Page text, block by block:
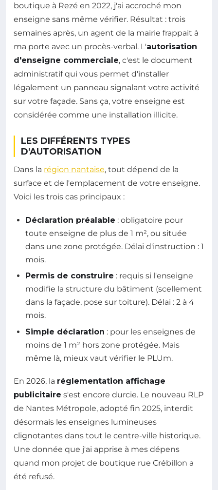
boutique à Rezé en 2022, j'ai accroché mon
enseigne sans même vérifier. Résultat : trois
semaines après, un agent de la mairie frappait à
ma porte avec un procès-verbal. L'autorisation
d'enseigne commerciale, c'est le document
administratif qui vous permet d'installer
légalement un panneau signalant votre activité
sur votre façade. Sans ça, votre enseigne est
considérée comme une installation illicite.
LES DIFFÉRENTS TYPES
D'AUTORISATION
Dans la région nantaise, tout dépend de la
surface et de l'emplacement de votre enseigne.
Voici les trois cas principaux :
Déclaration préalable : obligatoire pour
toute enseigne de plus de 1 m², ou située
dans une zone protégée. Délai d'instruction : 1
mois.
Permis de construire : requis si l'enseigne
modifie la structure du bâtiment (scellement
dans la façade, pose sur toiture). Délai : 2 à 4
mois.
Simple déclaration : pour les enseignes de
moins de 1 m² hors zone protégée. Mais
même là, mieux vaut vérifier le PLUm.
En 2026, la réglementation affichage
publicitaire s'est encore durcie. Le nouveau RLP
de Nantes Métropole, adopté fin 2025, interdit
désormais les enseignes lumineuses
clignotantes dans tout le centre-ville historique.
Une donnée que j'ai apprise à mes dépens
quand mon projet de boutique rue Crébillon a
été refusé.